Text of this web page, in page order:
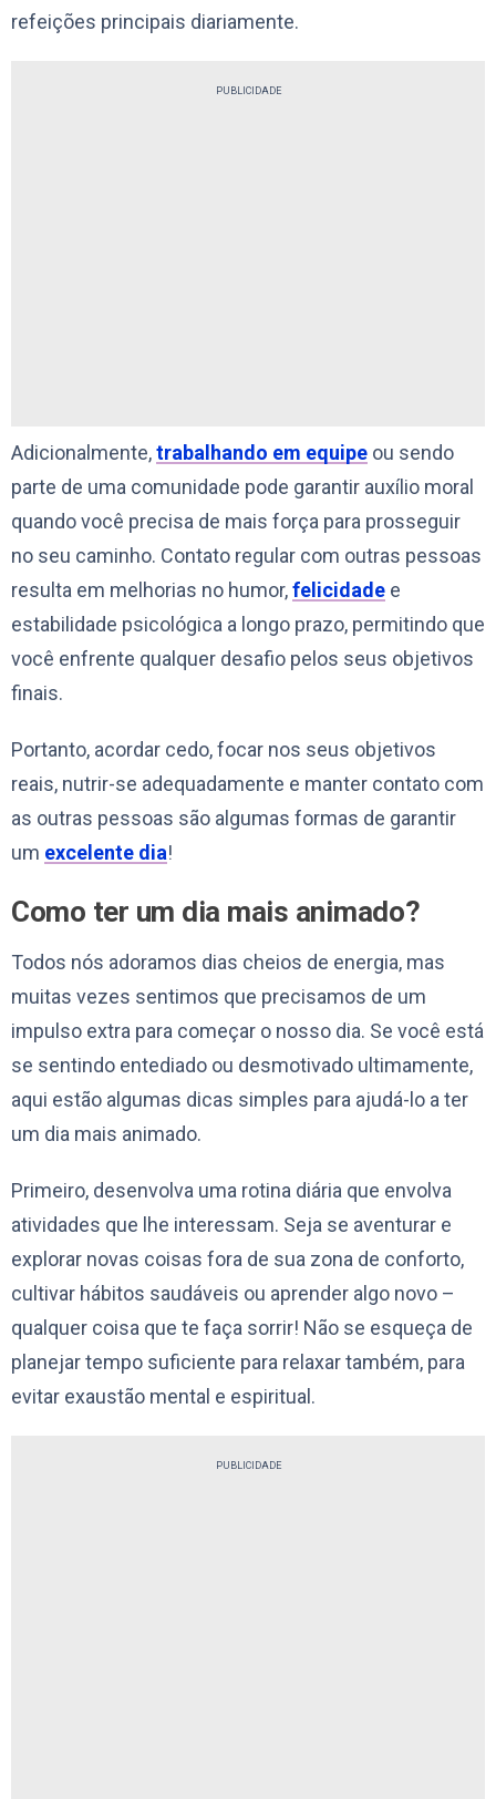
refeições principais diariamente.
PUBLICIDADE
Adicionalmente,trabalhando em equipe ou sendo
parte de uma comunidade pode garantir auxílio moral
quando você precisa de mais força para prosseguir
no seu caminho. Contato regular com outras pessoas
resulta em melhorias no humor,felicidade e
estabilidade psicológica a longo prazo, permitindo que
você enfrente qualquer desafio pelos seus objetivos
finais.
Portanto, acordar cedo, focar nos seus objetivos
reais, nutrir-se adequadamente e manter contato com
as outras pessoas são algumas formas de garantir
um excelente dia!
Como ter um dia mais animado?
Todos nós adoramos dias cheios de energia, mas
muitas vezes sentimos que precisamos de um
impulso extra para começar o nosso dia. Se você está
se sentindo entediado ou desmotivado ultimamente,
aqui estão algumas dicas simples para ajudá-lo a ter
um dia mais animado.
Primeiro, desenvolva uma rotina diária que envolva
atividades que lhe interessam. Seja se aventurar e
explorar novas coisas fora de sua zona de conforto,
cultivar hábitos saudáveis ​​ou aprender algo novo –
qualquer coisa que te faça sorrir! Não se esqueça de
planejar tempo suficiente para relaxar também, para
evitar exaustão mental e espiritual.
PUBLICIDADE